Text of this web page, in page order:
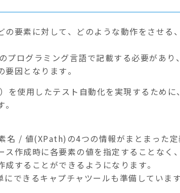
要素に対して、どのような動作をさせる
プログラミング言語で記載する必要があり
因となります。
を使用したテスト自動化を実現するために
名 / 値(XPath)の4つの情報がまとまった定
作成時に各要素の値を指定することなく
することができるようになります。
できるキャプチャツールも準備しています